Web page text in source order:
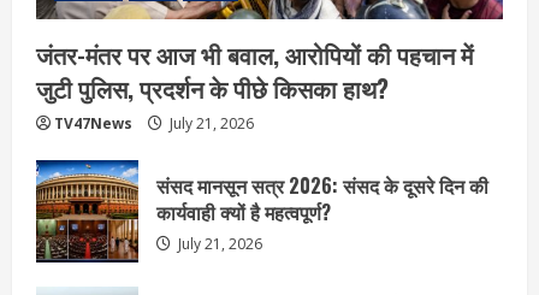
जंतर-मंतर पर आज भी बवाल, आरोपियों की पहचान में
जुटी पुलिस, प्रदर्शन के पीछे किसका हाथ?
TV47News July 21, 2026
संसद मानसून सत्र 2026: संसद के दूसरे दिन की
कार्यवाही क्यों है महत्वपूर्ण?
July 21, 2026